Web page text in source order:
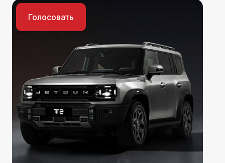
Голосовать